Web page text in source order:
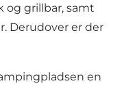
og grillbar, samt
Derudover er der
en